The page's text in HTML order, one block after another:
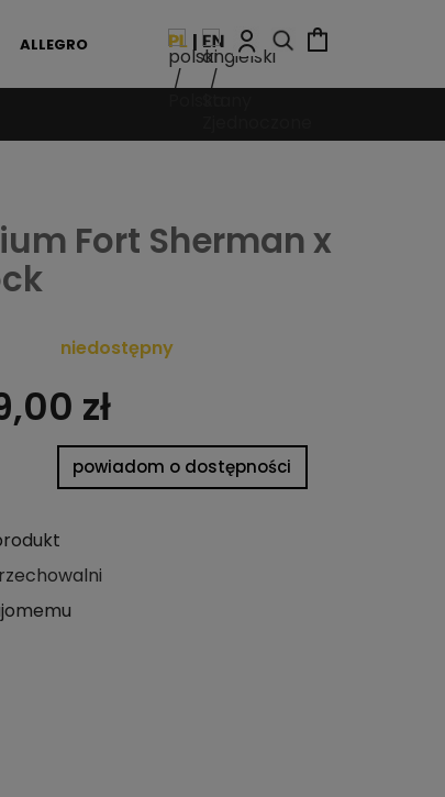
ALLEGRO
Fort Sherman x
niedostępny
zł
powiadom o dostępności